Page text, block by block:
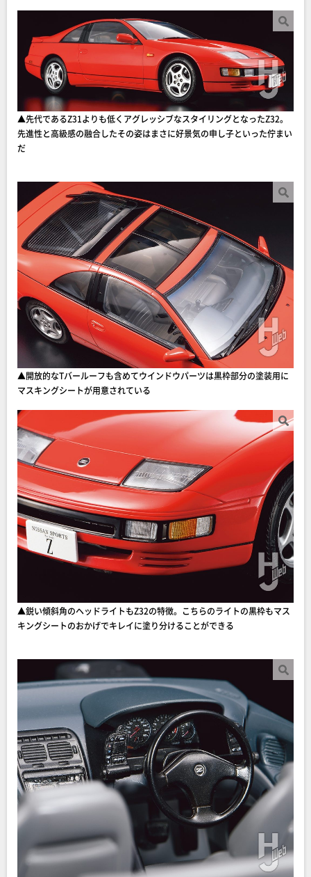
▲先代であるZ31よりも低くアグレッシブなスタイリングとなったZ32。
先進性と高級感の融合したその姿はまさに好景気の申し子といった佇まい
だ
▲開放的なTバールーフも含めてウインドウパーツは黒枠部分の塗装用に
マスキングシートが用意されている
▲鋭い傾斜角のヘッドライトもZ32の特徴。こちらのライトの黒枠もマス
キングシートのおかげでキレイに塗り分けることができる